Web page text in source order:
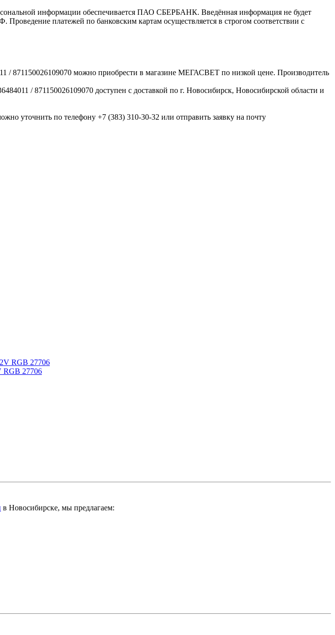
информации обеспечивается ПАО СБЕРБАНК. Введённая информация не будет
платежей по банковским картам осуществляется в строгом соответствии с
/ 871150026109070 можно приобрести в магазине МЕГАСВЕТ по низкой цене. Производитель
/ 871150026109070 доступен с доставкой по г. Новосибирск, Новосибирской области и
уточнить по телефону +7 (383) 310-30-32 или отправить заявку на почту
RGB 27706
в Новосибирске, мы предлагаем: